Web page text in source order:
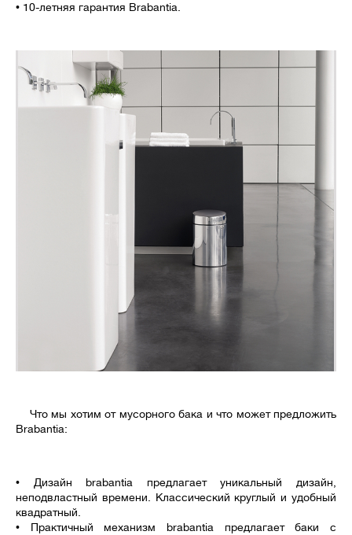
• 10-летняя гарантия Brabantia.
Что мы хотим от мусорного бака и что может предложить
Brabantia:
• Дизайн brabantia предлагает уникальный дизайн,
неподвластный времени. Классический круглый и удобный
квадратный.
• Практичный механизм brabantia предлагает баки с